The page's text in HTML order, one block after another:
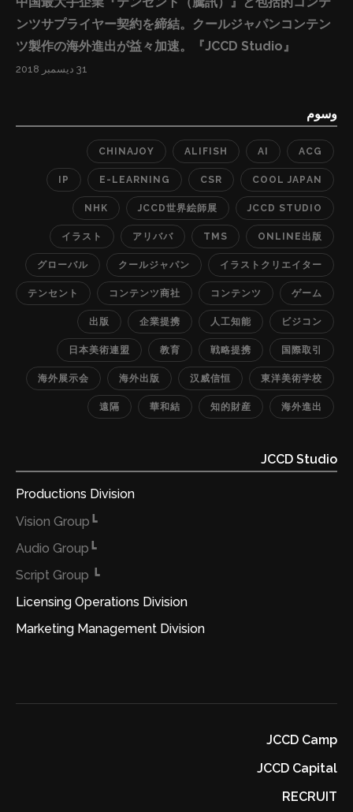
限活かされるライセンス提供先を選定し（適切性）、ラ
イセンス利用の許可や管理などの負担を減らします。
（効率性） ■『JCCD Studio』と『Alifish』戦略業務提携
内容概要と流れ： 一、『JCCD Studio』が顧問をしてい
『Alifish』がアリババのエコシステムに入っている業者
の中で、IPをうまく利用できそうな業者を選別する。
三、『JCCD Studio』が『Alifish』から提出されたレポー
トを版権者と議論し、候補者を選定する。 四、
『Alifish』を通じて取引を達成、アリババ側がライセン
スを管理し、『JCCD Studio』が日本側の顧問として定
期的に適正運用の状況と案件進捗を管理し、日本側の版
権者に報告する。 ＜JCCD StudioとAlifishの連携モデル
＞ 華和結ホールディングス（香
港）: http://kawayuii.com/
ンツサプライヤー契約を締結。クールジャパンコンテン
ツ製作の海外進出が益々加速。『JCCD Studio』
31 ديسمبر 2018
وسوم
ACG
AI
ALIFISH
CHINAJOY
COOL JAPAN
CSR
E-LEARNING
IP
JCCD STUDIO
JCCD世界絵師展
NHK
ONLINE出版
TMS
アリババ
イラスト
イラストクリエイター
クールジャパン
グローバル
ゲーム
コンテンツ
コンテンツ商社
テンセント
ビジコン
人工知能
企業提携
出版
国際取引
戦略提携
教育
日本美術連盟
東洋美術学校
汉威信恒
海外出版
海外展示会
海外進出
知的財産
華和結
遠隔
JCCD Studio
Productions Division
┗Vision Group
┗Audio Group
┗ Script Group
Licensing Operations Division
Marketing Management Division
JCCD Camp
JCCD Capital
RECRUIT